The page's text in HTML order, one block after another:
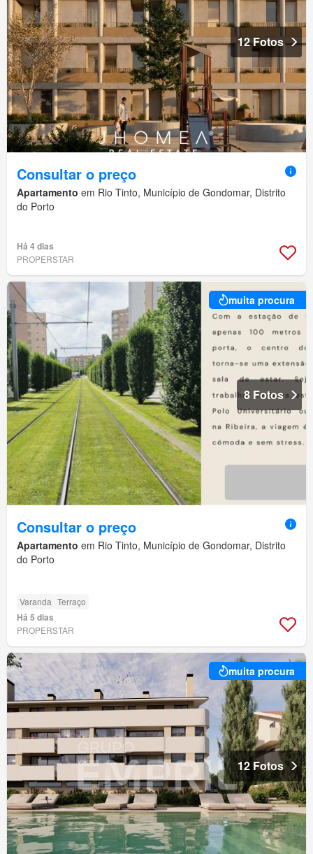
12 Fotos
Consultar o preço
Apartamento em Rio Tinto, Município de Gondomar, Distrito
do Porto
Há 4 dias
PROPERSTAR
muita procura
8 Fotos
Consultar o preço
Apartamento em Rio Tinto, Município de Gondomar, Distrito
do Porto
Varanda Terraço
Há 5 dias
PROPERSTAR
muita procura
12 Fotos